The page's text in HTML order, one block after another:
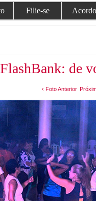
Filie-se
de
‹ Foto Anterior